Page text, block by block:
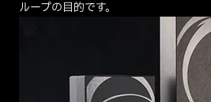
ループの目的です。